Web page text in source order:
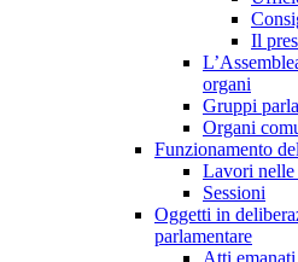
Il
organi
Gruppi
Organi
Funzionamento
Lavori nelle
Sessioni
Oggetti in
parlamentare